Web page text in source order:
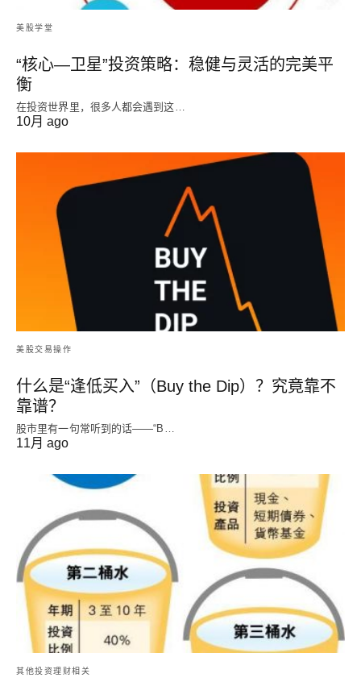
美股学堂
“核心—卫星”投资策略：稳健与灵活的完美平
衡
在投资世界里，很多人都会遇到这…
10月 ago
美股交易操作
什么是“逢低买入”（Buy the Dip）？究竟靠不
靠谱？
股市里有一句常听到的话——“B…
11月 ago
其他投资理财相关